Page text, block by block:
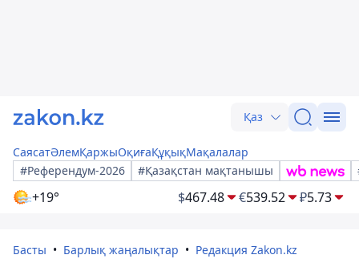
Қаз
СаясатӘлемҚаржыОқиғаҚұқықМақалалар
#Референдум-2026
#Қазақстан мақтанышы
+19° $467.48 €539.52 ₽5.73
Басты Барлық жаңалықтар Редакция Zakon.kz